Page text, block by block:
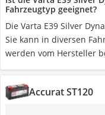
Fahrzeugtyp geeignet?
Die Varta E39 Silver
Sie kann in diversen
werden vom Hersteller
Accurat ST120